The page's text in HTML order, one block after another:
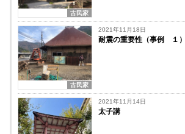
古民家
古民家
2021年11月18日
耐震の重要性（事例 １）
2021年11月14日
太子講